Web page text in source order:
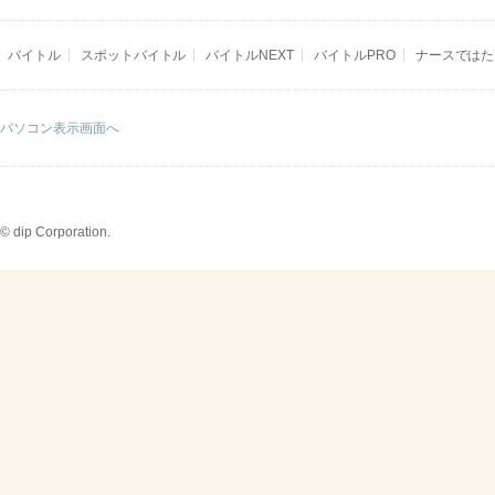
バイトル スポットバイトル バイトルNEXT バイトルPRO ナースでは
パソコン表示画面へ
© dip Corporation.